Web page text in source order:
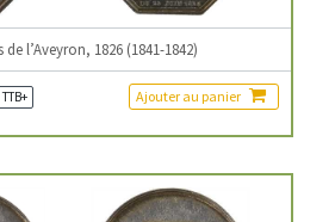
l’Aveyron, 1826 (1841-1842)
TTB+ Ajouter au panier